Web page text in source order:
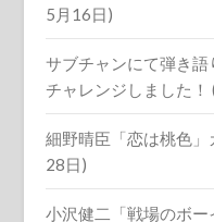
5月16日)
サブチャンにて弾き
チャレンジしました
細野晴臣「恋は桃色
28日)
小沢健二「戦場のボ